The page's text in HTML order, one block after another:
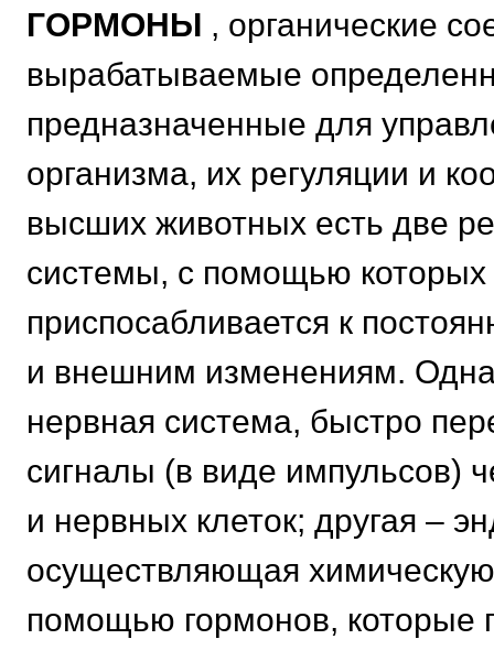
ГОРМОНЫ , органические
вырабатываемые
предназначенные для
организма, их регуляции и
высших животных есть две
системы, с помощью которых
приспосабливается к
и внешним изменениям.
нервная система, быстро
сигналы (в виде импульсов)
и нервных клеток; другая –
осуществляющая
помощью гормонов, которые